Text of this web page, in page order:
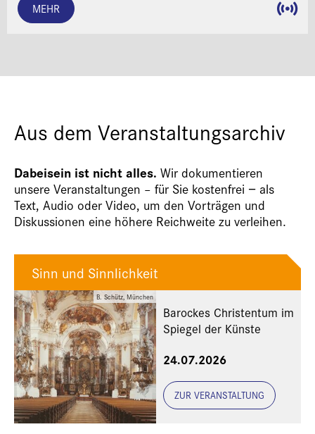
MEHR
Aus dem Veranstaltungsarchiv
Dabeisein ist nicht alles. Wir dokumentieren
unsere Veranstaltungen – für Sie kostenfrei − als
Text, Audio oder Video, um den Vorträgen und
Diskussionen eine höhere Reichweite zu verleihen.
B. Schütz, München
Sinn und Sinnlichkeit
Barockes Christentum im
Spiegel der Künste
24.07.2026
ZUR VERANSTALTUNG